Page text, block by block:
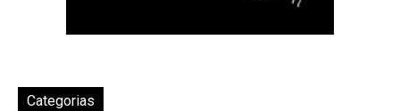
Categorias